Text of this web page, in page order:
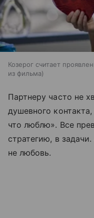
Козерог считает
из фильма
Партнеру часто не
душевного
что люблю». Все
стратегию, в
не любовь.